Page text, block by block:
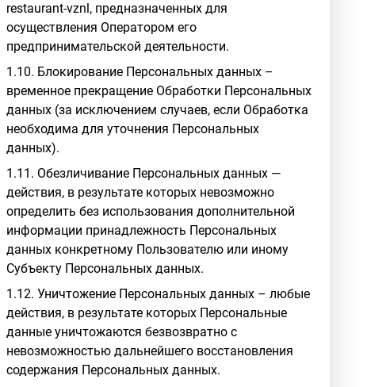
restaurant-vznl, предназначенных для
осуществления Оператором его
предпринимательской деятельности.
1.10. Блокирование Персональных данных –
временное прекращение Обработки Персональных
данных (за исключением случаев, если Обработка
необходима для уточнения Персональных
данных).
1.11. Обезличивание Персональных данных —
действия, в результате которых невозможно
определить без использования дополнительной
информации принадлежность Персональных
данных конкретному Пользователю или иному
Субъекту Персональных данных.
1.12. Уничтожение Персональных данных – любые
действия, в результате которых Персональные
данные уничтожаются безвозвратно с
невозможностью дальнейшего восстановления
содержания Персональных данных.